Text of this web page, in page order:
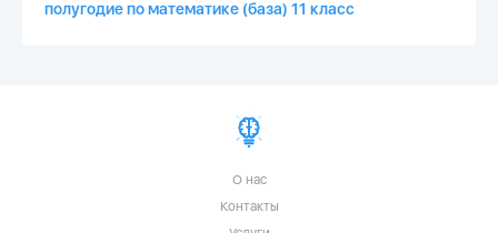
полугодие по математике (база) 11 класс
О нас
Контакты